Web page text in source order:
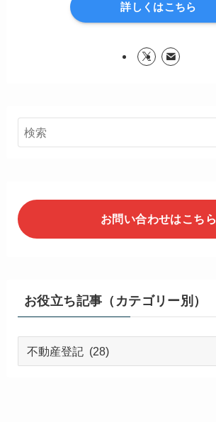
詳しくはこちら
お問い合わせはこちら
お役立ち記事（カテゴリー別）
お